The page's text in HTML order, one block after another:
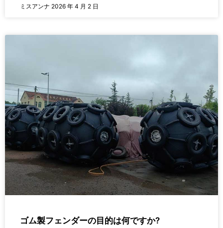
ミスアンナ 2026 年 4 月 2 日
ゴム製フェンダーの目的は何ですか?